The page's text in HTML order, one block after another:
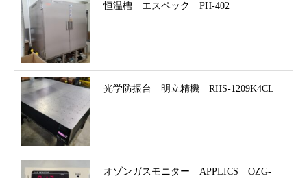
恒温槽 エスペック PH-402
光学防振台 明立精機 RHS-1209K4CL
オゾンガスモニター APPLICS OZG-